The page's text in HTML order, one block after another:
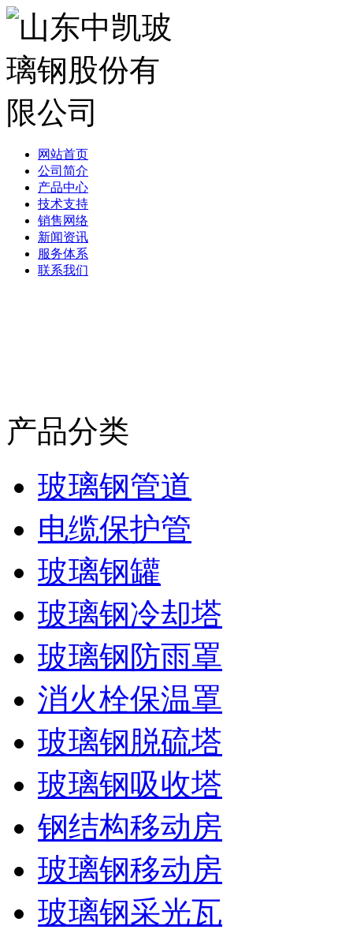
网站首页
公司简介
产品中心
技术支持
销售网络
新闻资讯
服务体系
联系我们
产品分类
玻璃钢管道
电缆保护管
玻璃钢罐
玻璃钢冷却塔
玻璃钢防雨罩
消火栓保温罩
玻璃钢脱硫塔
玻璃钢吸收塔
钢结构移动房
玻璃钢移动房
玻璃钢采光瓦